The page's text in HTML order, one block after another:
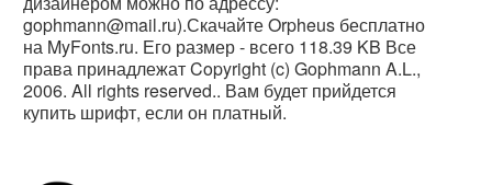
gophmann@mail.ru).Скачайте Orpheus бесплатно
на MyFonts.ru. Его размер - всего 118.39 KB Все
права принадлежат Copyright (c) Gophmann A.L.,
2006. All rights reserved.. Вам будет прийдется
купить шрифт, если он платный.